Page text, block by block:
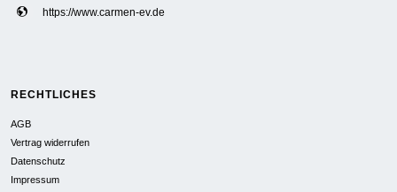
https://www.carmen-ev.de
RECHTLICHES
AGB
Vertrag widerrufen
Datenschutz
Impressum